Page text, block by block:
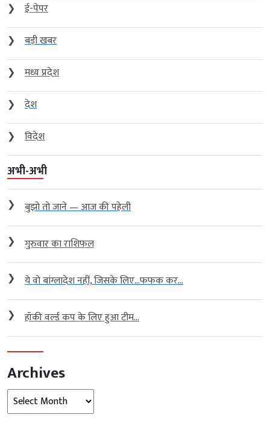
❯
ई-पेपर
❯
बड़ी खबर
❯
मध्य प्रदेश
❯
देश
❯
विदेश
अभी-अभी
❯ बुझो तो जाने — आज की पहेली
❯ गुरुवार का राशिफल
❯ ये वो बांग्लादेश नहीं, जिसके लिए…फफक कर...
❯ हॉकी वर्ल्ड कप के लिए हुआ टीम...
Archives
Archives